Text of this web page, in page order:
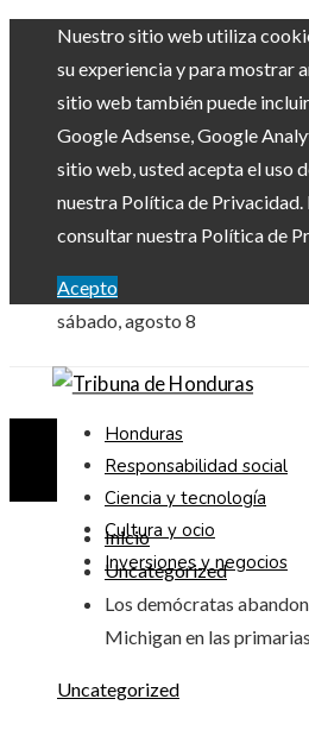
Nuestro sitio web utiliza
su experiencia y para mostrar
sitio web también puede
Google Adsense, Google
sitio web, usted acepta el uso
nuestra Política de
consultar nuestra Política de
Acepto
sábado, agosto 8
Honduras
Responsabilidad social
Ciencia y tecnología
Cultura y ocio
Inversiones y negocios
Inicio
Uncategorized
Los demócratas
Michigan en las
Uncategorized